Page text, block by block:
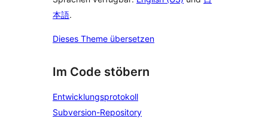
本語.
Dieses Theme übersetzen
Im Code stöbern
Entwicklungsprotokoll
Subversion-Repository